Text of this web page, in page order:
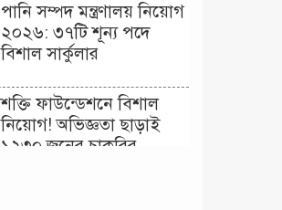
পানি সম্পদ মন্ত্রণালয় নিয়োগ
২০২৬: ৩৭টি শূন্য পদে
বিশাল সার্কুলার
শক্তি ফাউন্ডেশনে বিশাল
নিয়োগ! অভিজ্ঞতা ছাড়াই
১২৩০ জনের চাকরির